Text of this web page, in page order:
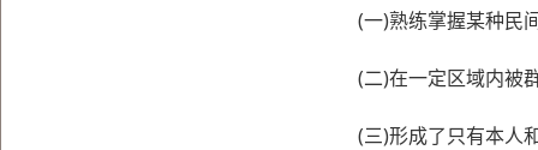
(一)熟练掌握某种民间
(二)在一定区域内被群
(三)形成了只有本人